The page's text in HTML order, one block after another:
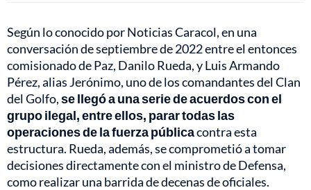
Según lo conocido por Noticias Caracol, en una
conversación de septiembre de 2022 entre el entonces
comisionado de Paz, Danilo Rueda, y Luis Armando
Pérez, alias Jerónimo, uno de los comandantes del Clan
del Golfo,se llegó a una serie de acuerdos con el
grupo ilegal, entre ellos, parar todas las
operaciones de la fuerza públicacontra esta
estructura. Rueda, además, se comprometió a tomar
decisiones directamente con el ministro de Defensa,
como realizar una barrida de decenas de oficiales.